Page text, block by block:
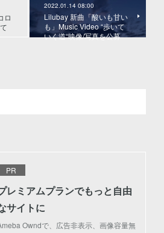
ロ
2022.01.14 08:00
Lilubay 新曲「酸いも甘い
も」Music Video “歩いて
いく道“映像/写真を公募
PR
レミアムプランでもっと自由
サイトに
Owndで、広告非表示、画像容量無